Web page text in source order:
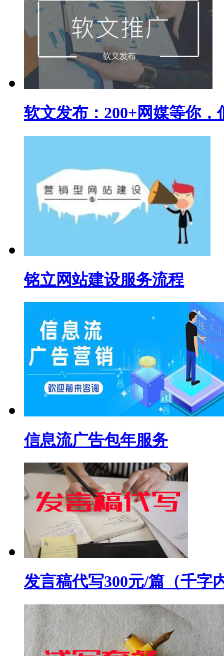
软文发布：200+网媒等你，
铭立网站建设服务流程
信息流广告包年服务
发言稿代写300元/篇（千字